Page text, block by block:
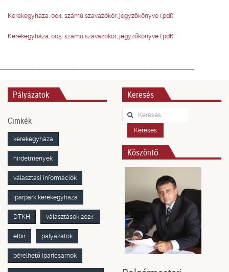
Kerekegyháza, 004. számú szavazókör, jegyzőkönyve (.pdf)
Kerekegyháza, 005. számú szavazókör, jegyzőkönyve (.pdf)
Pályázatok
Cimkék
kerekegyháza
hirdetmények
választási információk
iparpark kerekegyháza
DTKH választások 2024
elbir pályázatok
bérelhető iparicsarnok
Keresés
Keresés...
Keresés
Köszöntő